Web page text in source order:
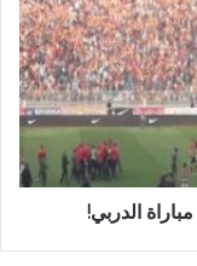
الدربي!